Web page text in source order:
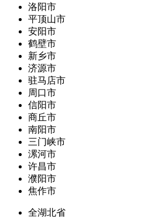
洛阳市
平顶山市
安阳市
鹤壁市
新乡市
济源市
驻马店市
周口市
信阳市
商丘市
南阳市
三门峡市
漯河市
许昌市
濮阳市
焦作市
全湖北省